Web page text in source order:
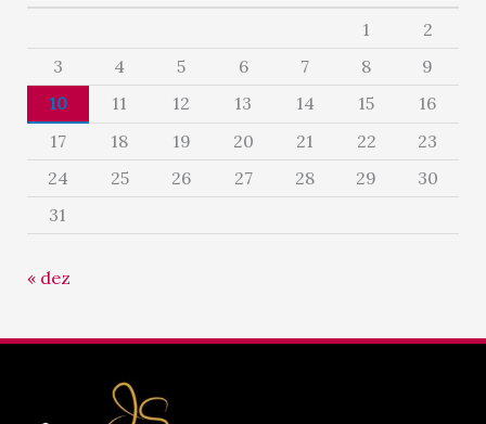
1
2
3
4 5 6 7 8
9
10
11 12 13 14 15
16
17
18 19 20 21 22
23
24
25 26 27 28 29
30
31
« dez